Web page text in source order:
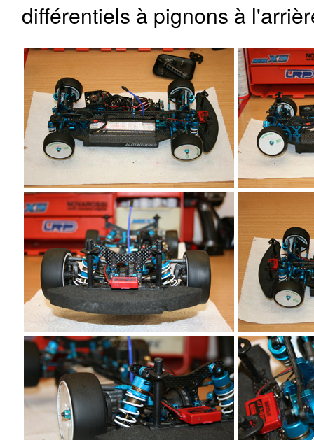
différentiels à pignons à